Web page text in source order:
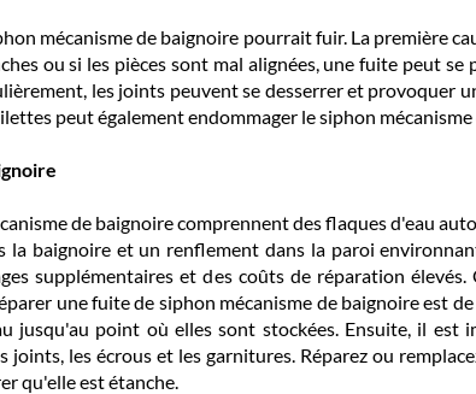
mécanisme de baignoire pourrait fuir. La première
ou si les pièces sont mal alignées, une fuite peut
les joints peuvent se desserrer et provoquer
peut également endommager le siphon mécanisme
de baignoire comprennent des flaques d'eau
la baignoire et un renflement dans la paroi
supplémentaires et des coûts de réparation
une fuite de siphon mécanisme de baignoire est
jusqu'au point où elles sont stockées. Ensuite, il
les écrous et les garnitures. Réparez ou
qu'elle est étanche.